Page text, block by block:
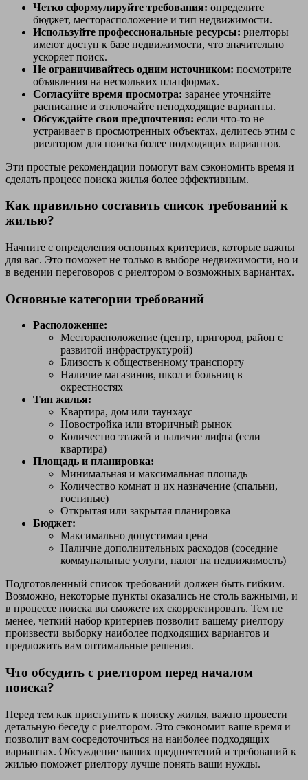
Четко сформулируйте требования: определите
бюджет, месторасположение и тип недвижимости.
Используйте профессиональные ресурсы: риелторы
имеют доступ к базе недвижимости, что значительно
ускоряет поиск.
Не ограничивайтесь одним источником: посмотрите
объявления на нескольких платформах.
Согласуйте время просмотра: заранее уточняйте
расписание и отключайте неподходящие варианты.
Обсуждайте свои предпочтения: если что-то не
устраивает в просмотренных объектах, делитесь этим с
риелтором для поиска более подходящих вариантов.
Эти простые рекомендации помогут вам сэкономить время и
сделать процесс поиска жилья более эффективным.
Как правильно составить список требований к
жилью?
Начните с определения основных критериев, которые важны
для вас. Это поможет не только в выборе недвижимости, но и
в ведении переговоров с риелтором о возможных вариантах.
Основные категории требований
Расположение:
Месторасположение (центр, пригород, район с
развитой инфраструктурой)
Близость к общественному транспорту
Наличие магазинов, школ и больниц в
окрестностях
Тип жилья:
Квартира, дом или таунхаус
Новостройка или вторичный рынок
Количество этажей и наличие лифта (если
квартира)
Площадь и планировка:
Минимальная и максимальная площадь
Количество комнат и их назначение (спальни,
гостиные)
Открытая или закрытая планировка
Бюджет:
Максимально допустимая цена
Наличие дополнительных расходов (соседние
коммунальные услуги, налог на недвижимость)
Подготовленный список требований должен быть гибким.
Возможно, некоторые пункты оказались не столь важными, и
в процессе поиска вы сможете их скорректировать. Тем не
менее, четкий набор критериев позволит вашему риелтору
произвести выборку наиболее подходящих вариантов и
предложить вам оптимальные решения.
Что обсудить с риелтором перед началом
поиска?
Перед тем как приступить к поиску жилья, важно провести
детальную беседу с риелтором. Это сэкономит ваше время и
позволит вам сосредоточиться на наиболее подходящих
вариантах. Обсуждение ваших предпочтений и требований к
жилью поможет риелтору лучше понять ваши нужды.